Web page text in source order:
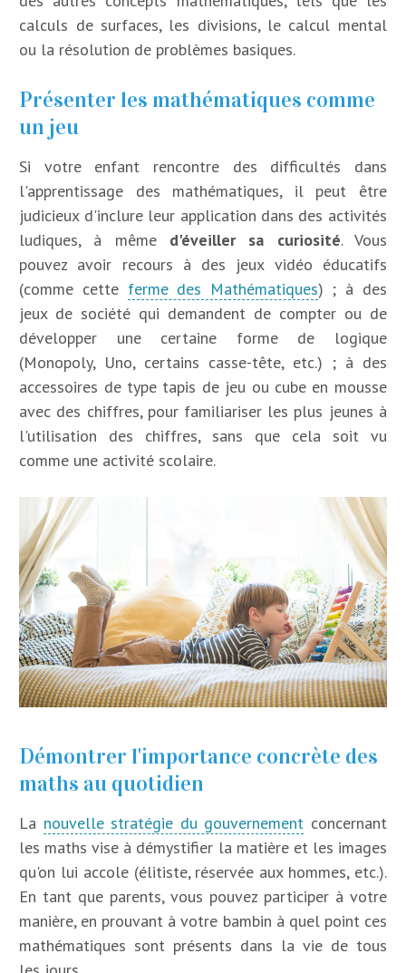
calculs de surfaces, les divisions, le calcul mental
ou la résolution de problèmes basiques.
Présenter les mathématiques comme
un jeu
Si votre enfant rencontre des difficultés dans
l'apprentissage des mathématiques, il peut être
judicieux d'inclure leur application dans des activités
ludiques, à même d'éveiller sa curiosité. Vous
pouvez avoir recours à des jeux vidéo éducatifs
(comme cette ferme des Mathématiques) ; à des
jeux de société qui demandent de compter ou de
développer une certaine forme de logique
(Monopoly, Uno, certains casse-tête, etc.) ; à des
accessoires de type tapis de jeu ou cube en mousse
avec des chiffres, pour familiariser les plus jeunes à
l'utilisation des chiffres, sans que cela soit vu
comme une activité scolaire.
Démontrer l'importance concrète des
maths au quotidien
La nouvelle stratégie du gouvernement concernant
les maths vise à démystifier la matière et les images
qu'on lui accole (élitiste, réservée aux hommes, etc.).
En tant que parents, vous pouvez participer à votre
manière, en prouvant à votre bambin à quel point ces
mathématiques sont présents dans la vie de tous